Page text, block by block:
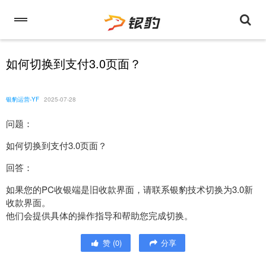
如何切换到支付3.0页面？
银豹运营-YF 2025-07-28
问题：
如何切换到支付3.0页面？
回答：
如果您的PC收银端是旧收款界面，请联系银豹技术切换为3.0新
收款界面。
他们会提供具体的操作指导和帮助您完成切换。
赞 (0) 分享